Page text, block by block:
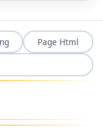
Page Html